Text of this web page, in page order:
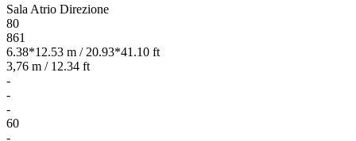
Sala Atrio Direzione
80
861
6.38*12.53 m / 20.93*41.10 ft
3,76 m / 12.34 ft
-
-
-
60
-